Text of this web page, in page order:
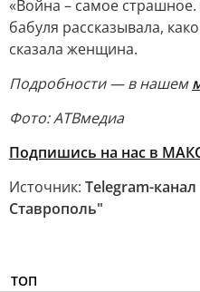
«Война – самое страшное.
бабуля рассказывала,
сказала женщина.
Подробности — в нашем
Фото: АТВмедиа
Подпишись на нас в
Источник: Telegram-
Ставрополь"
ТОП